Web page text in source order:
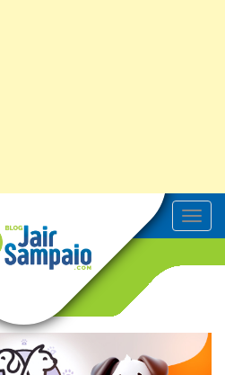
T
o
v
g